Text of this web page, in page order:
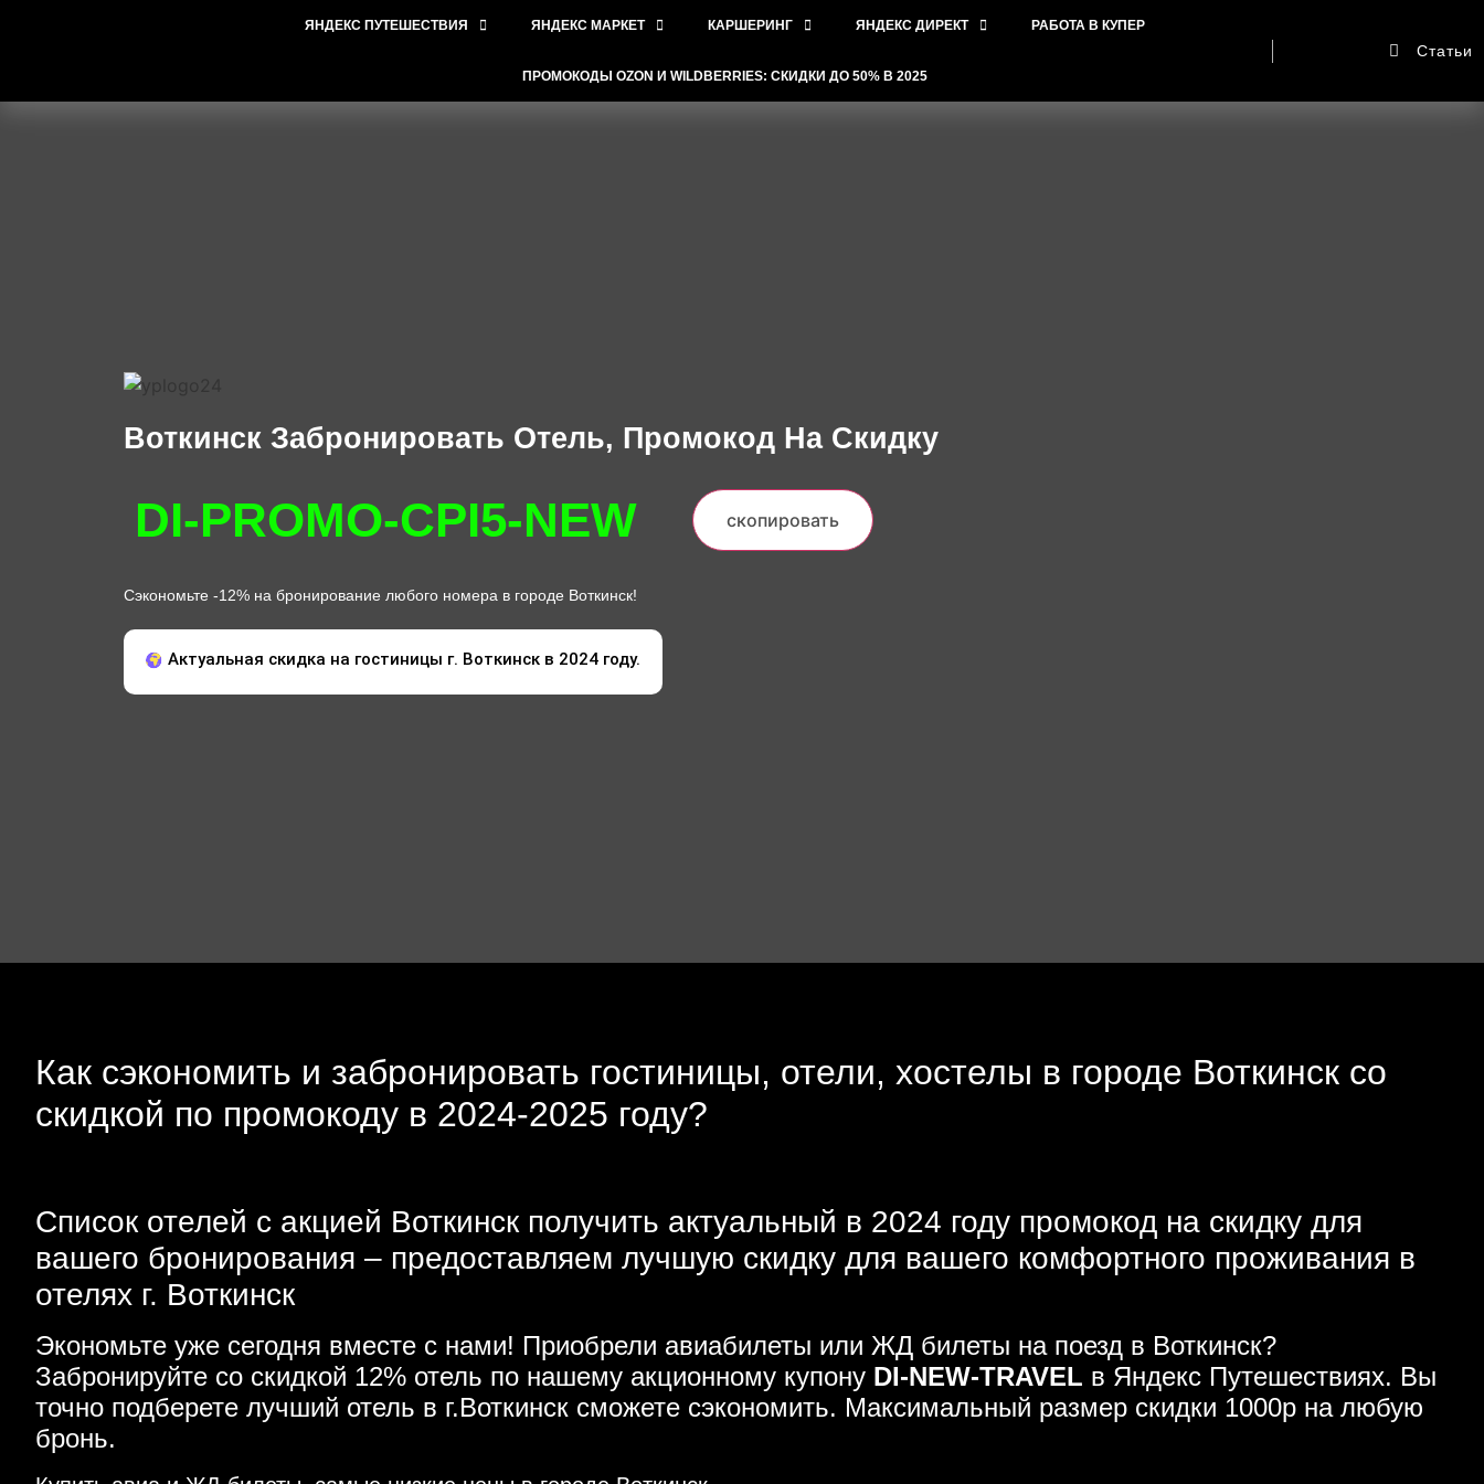
ЯНДЕКС ПУТЕШЕСТВИЯ ЯНДЕКС МАРКЕТ КАРШЕРИНГ ЯНДЕКС ДИРЕКТ РАБОТА В КУПЕР
ПРОМОКОДЫ OZON И WILDBERRIES: СКИДКИ ДО 50% В 2025
Статьи
Воткинск Забронировать Отель, Промокод На Скидку
DI-PROMO-CPI5-NEW скопировать
Сэкономьте -12% на бронирование любого номера в городе Воткинск!
Актуальная скидка на гостиницы г. Воткинск в 2024 году.
Как сэкономить и забронировать гостиницы, отели, хостелы в городе Воткинск со
скидкой по промокоду в 2024-2025 году?
Список отелей с акцией Воткинск получить актуальный в 2024 году промокод на скидку для
вашего бронирования – предоставляем лучшую скидку для вашего комфортного проживания в
отелях г. Воткинск
Экономьте уже сегодня вместе с нами! Приобрели авиабилеты или ЖД билеты на поезд в Воткинск?
Забронируйте со скидкой 12% отель по нашему акционному купону DI-NEW-TRAVEL в Яндекс Путешествиях. Вы
точно подберете лучший отель в г.Воткинск сможете сэкономить. Максимальный размер скидки 1000р на любую
бронь.